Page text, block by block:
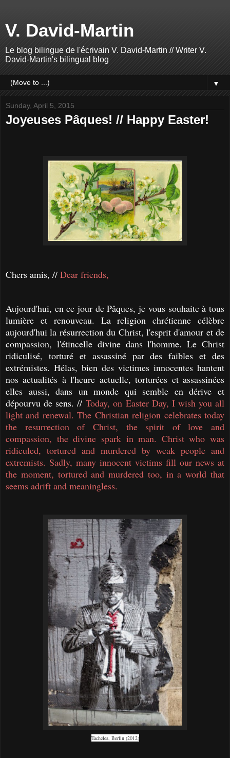
V. David-Martin
Le blog bilingue de l'écrivain V. David-Martin // Writer V.
David-Martin's bilingual blog
▼
Sunday, April 5, 2015
Joyeuses Pâques! // Happy Easter!
Chers amis, // Dear friends,
Aujourd'hui, en ce jour de Pâques, je vous souhaite à tous
lumière et renouveau. La religion chrétienne célèbre
aujourd'hui la résurrection du Christ, l'esprit d'amour et de
compassion, l'étincelle divine dans l'homme. Le Christ
ridiculisé, torturé et assassiné par des faibles et des
extrémistes. Hélas, bien des victimes innocentes hantent
nos actualités à l'heure actuelle, torturées et assassinées
elles aussi, dans un monde qui semble en dérive et
dépourvu de sens. //Today, on Easter Day, I wish you all
light and renewal. The Christian religion celebrates today
the resurrection of Christ, the spirit of love and
compassion, the divine spark in man. Christ who was
ridiculed, tortured and murdered by weak people and
extremists. Sadly, many innocent victims fill our news at
the moment, tortured and murdered too, in a world that
seems adrift and meaningless.
Tacheles, Berlin (2012)